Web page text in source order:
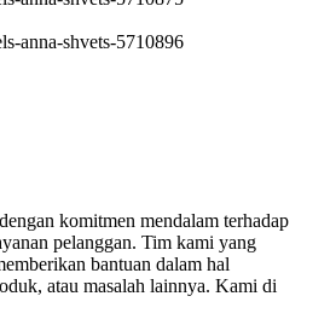
komitmen mendalam terhadap
pelanggan. Tim kami yang
bantuan dalam hal
atau masalah lainnya. Kami di